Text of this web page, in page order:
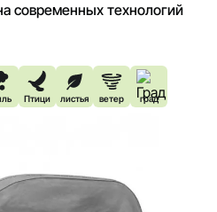
современных технологий
Птици листья ветер град